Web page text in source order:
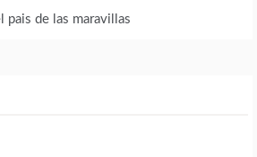
pais de las maravillas